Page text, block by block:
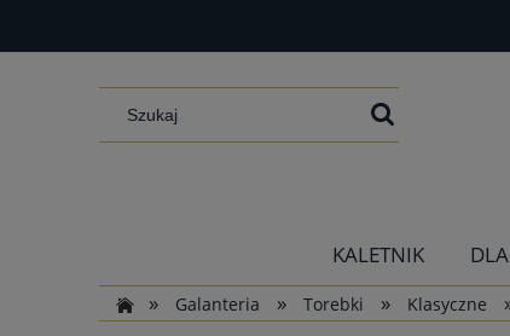
KALETNIK
»
Galanteria » Torebki » Klasyczne